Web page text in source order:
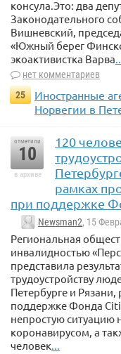
консула.Это: два
Законодательного
Вишневский,
«Южный берег
экоактивистка Варва
нет комментариев
25
Иностранные
Норвегии в
отметили
10
в архиве
120
рамках
при поддержке
Newsman2, 15
Региональная
инвалидностью
представила
трудоустройству
Петербурге и
поддержке Фонда
непростую ситуацию
коронавирусом, а
человек